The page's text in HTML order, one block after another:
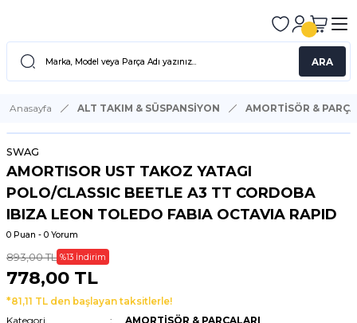
ARA
Anasayfa ALT TAKIM & SÜSPANSİYON AMORTİSÖR &
SWAG
AMORTISOR UST TAKOZ YATAGI
POLO/CLASSIC BEETLE A3 TT CORDOBA
IBIZA LEON TOLEDO FABIA OCTAVIA RAPID
0 Puan - 0 Yorum
893,00 TL %13 İndirim
778,00 TL
*81,11 TL den başlayan taksitlerle!
Kategori
AMORTİSÖR & PARÇALARI